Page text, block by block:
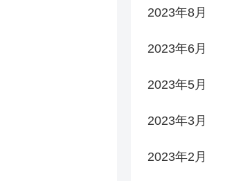
2023年8月
2023年6月
2023年5月
2023年3月
2023年2月